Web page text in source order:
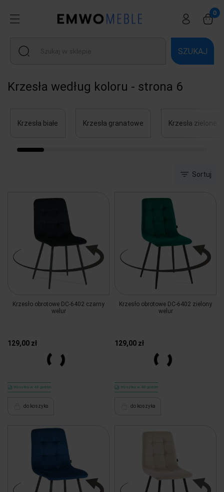
SZUKAJ
Krzesła według koloru - strona 6
Krzesła białe Krzesła granatowe Krzesła zielone
Sortuj
Krzesło obrotowe DC-6402 czarny
welur
129,00 zł
Wysyłka w 48 godzin
do koszyka
Krzesło obrotowe DC-6402 zielony
welur
129,00 zł
Wysyłka w 48 godzin
do koszyka